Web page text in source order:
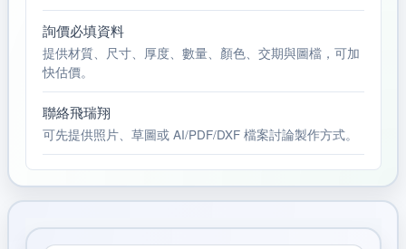
詢價必填資料
提供材質、尺寸、厚度、數量、顏色、交期與圖檔，可加
快估價。
聯絡飛瑞翔
可先提供照片、草圖或 AI/PDF/DXF 檔案討論製作方式。